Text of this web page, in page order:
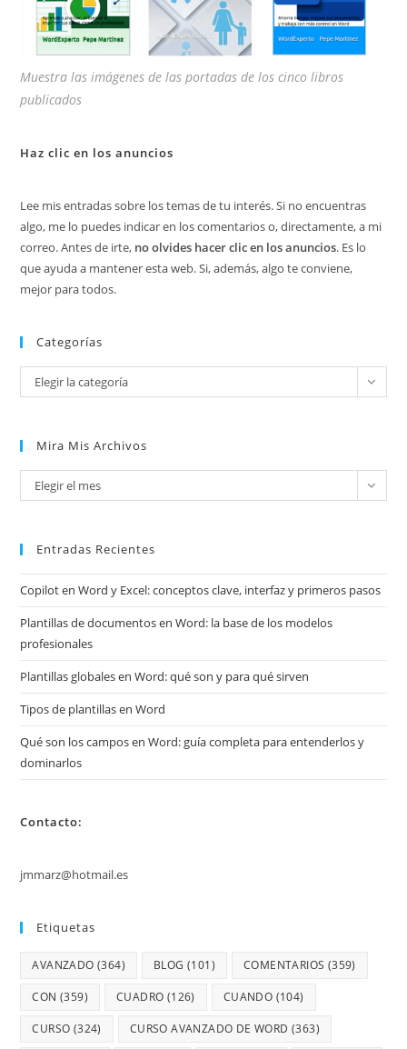
Muestra las imágenes de las portadas de los cinco libros
publicados
Haz clic en los anuncios
Lee mis entradas sobre los temas de tu interés. Si no encuentras
algo, me lo puedes indicar en los comentarios o, directamente, a mi
correo. Antes de irte, no olvides hacer clic en los anuncios. Es lo
que ayuda a mantener esta web. Si, además, algo te conviene,
mejor para todos.
Categorías
Categorías
Elegir la categoría
Mira Mis Archivos
Mira
mis
Elegir el mes
Entradas Recientes
Copilot en Word y Excel: conceptos clave, interfaz y primeros pasos
Plantillas de documentos en Word: la base de los modelos
profesionales
Plantillas globales en Word: qué son y para qué sirven
Tipos de plantillas en Word
Qué son los campos en Word: guía completa para entenderlos y
dominarlos
Contacto:
jmmarz@hotmail.es
Etiquetas
AVANZADO (364) BLOG (101) COMENTARIOS (359)
CON (359) CUADRO (126) CUANDO (104)
CURSO (324) CURSO AVANZADO DE WORD (363)